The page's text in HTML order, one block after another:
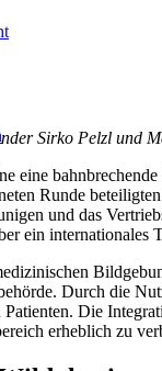
Sirko Pelzl und
eine
Runde
und das
ein internationales
Durch die
Die
erheblich zu